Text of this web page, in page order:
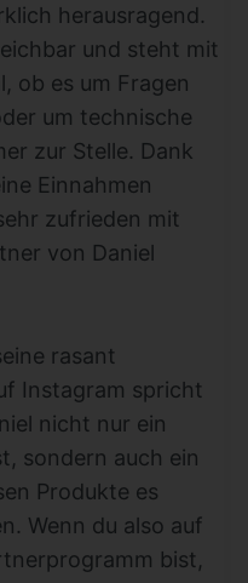
herausragend.
und steht mit
ob es um Fragen
um technische
zur Stelle. Dank
Einnahmen
zufrieden mit
von Daniel
rasant
Instagram spricht
nicht nur ein
sondern auch ein
Produkte es
Wenn du also auf
bist,